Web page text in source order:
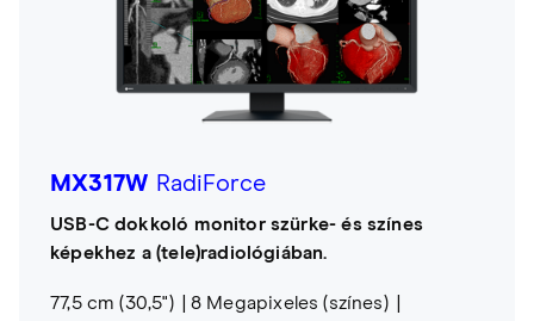
MX317W RadiForce
USB-C dokkoló monitor szürke- és színes
képekhez a (tele)radiológiában.
77,5 cm (30,5")
8 Megapixeles (színes)